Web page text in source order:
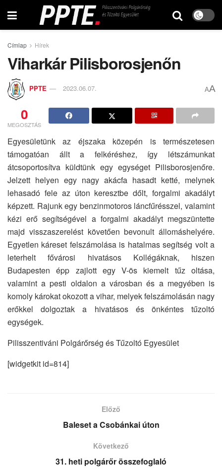
Címlap Hírek
Viharkár Pilisborosjenőn
PPTE 2023.06.07. AA
0
MEGOSZTÁS
Egyesületünk az éjszaka közepén is természetesen
támogatóan állt a felkéréshez, így létszámunkat
átcsoportosítva küldtünk egy egységet Pilisborosjenőre.
Jelzett helyen egy nagy akácfa hasadt ketté, melynek
lehasadó fele az úton keresztbe dőlt, forgalmi akadályt
képzett. Rajunk egy benzinmotoros láncfűrésszel, valamint
kézi erő segítségével a forgalmi akadályt megszüntette
majd visszaszerelést követően bevonult állomáshelyére.
Egyetlen káreset felszámolása is hatalmas segítség volt a
leterhelt fővárosi hivatásos Kollégáknak, hiszen
Budapesten épp zajlott egy V-ös kiemelt tűz oltása,
valamint a pesti oldalon a városban és a megyében is
komoly károkat okozott a vihar, melyek felszámolásán nagy
erőkkel dolgoztak a hivatásos és önkéntes tűzoltó
egységek.
Pilisszentiváni Polgárőrség és Tűzoltó Egyesület
[widgetkit id=814]
Előző
Baleset a Csobánkai úton
Következő
31. heti polgárőr összefoglaló